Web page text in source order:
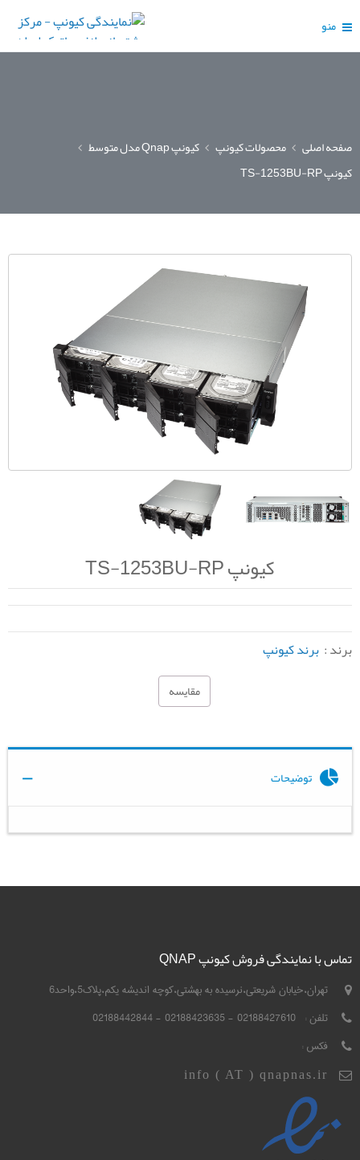
منو
صفحه اصلی محصولات کیونپ
کیونپ Qnap مدل متوسط
کیونپ TS-1253BU-RP
کیونپ TS-1253BU-RP
برند : برند کیونپ
مقایسه
توضیحات
تماس با نمایندگی فروش کیونپ QNAP
تهران،خیابان شریعتی،نرسیده به بهشتی،کوچه اندیشه یکم،پلاک5،واحد6
تلفن : 02188427610 - 02188423635 - 02188442844
فکس :
info ( AT ) qnapnas.ir